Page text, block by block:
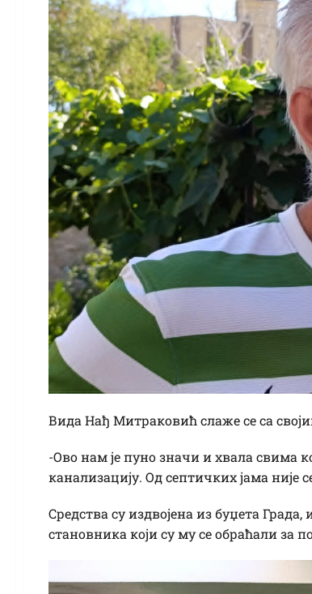
Вида Нађ Митраковић слаже се са
-Ово нам је пуно значи и хвала свима
канализацију. Од септичких јама није
Средства су издвојена из буџета
становника који су му се обраћали за